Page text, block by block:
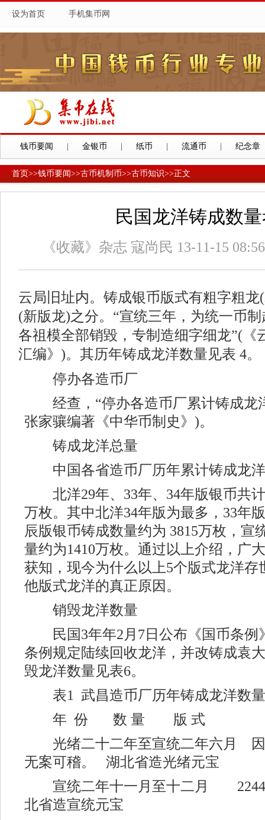
设为首页 手机集币网
钱币要闻 金银币 纸币 流通币 纪念章
首页>>钱币要闻>>古币机制币>>古币知识>>正文
民国龙洋铸成数
《收藏》杂志 寇尚民 13-11-15
云局旧址内。铸成银币版式有粗字粗
(新版龙)之分。“宣统三年，为统一币
各祖模全部销毀，专制造细字细龙”(《
汇编》)。其历年铸成龙洋数量见表 4。
停办各造币厂
经查，“停办各造币厂累计铸成龙洋
张家骧编著《中华币制史》)。
铸成龙洋总量
中国各省造币厂历年累计铸成龙洋
北洋29年、33年、34年版银币共计
万枚。其中北洋34年版为最多，33年
辰版银币铸成数量约为 3815万枚，宣
量约为1410万枚。通过以上介绍，广
获知，现今为什么以上5个版式龙洋存
他版式龙洋的真正原因。
销毁龙洋数量
民国3年年2月7日公布《国币条例
条例规定陆续回收龙洋，并改铸成袁
毁龙洋数量见表6。
表1 武昌造币厂历年铸成龙洋数量
年 份 数 量 版 式
光绪二十二年至宣统二年六月 因
无案可稽。 湖北省造光绪元宝
宣统二年十一月至十二
北省造宣统元宝